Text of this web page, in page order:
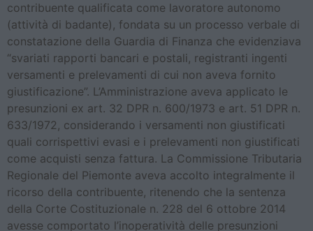
contribuente qualificata come lavoratore autonomo
(attività di badante), fondata su un processo verbale di
constatazione della Guardia di Finanza che evidenziava
“svariati rapporti bancari e postali, registranti ingenti
versamenti e prelevamenti di cui non aveva fornito
giustificazione”. L’Amministrazione aveva applicato le
presunzioni ex art. 32 DPR n. 600/1973 e art. 51 DPR n.
633/1972, considerando i versamenti non giustificati
quali corrispettivi evasi e i prelevamenti non giustificati
come acquisti senza fattura. La Commissione Tributaria
Regionale del Piemonte aveva accolto integralmente il
ricorso della contribuente, ritenendo che la sentenza
della Corte Costituzionale n. 228 del 6 ottobre 2014
avesse comportato l’inoperatività delle presunzioni